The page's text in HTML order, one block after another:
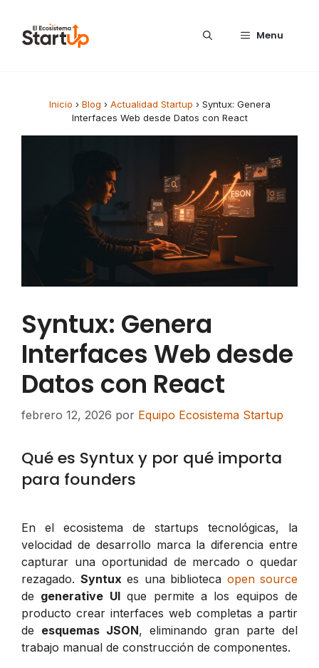
Menu
Inicio › Blog › Actualidad Startup › Syntux: Genera
Interfaces Web desde Datos con React
Syntux: Genera
Interfaces Web desde
Datos con React
febrero 12, 2026 por Equipo Ecosistema Startup
Qué es Syntux y por qué importa
para founders
En el ecosistema de startups tecnológicas, la
velocidad de desarrollo marca la diferencia entre
capturar una oportunidad de mercado o quedar
rezagado. Syntux es una biblioteca open source
de generative UIque permite a los equipos de
producto crear interfaces web completas a partir
de esquemas JSON, eliminando gran parte del
trabajo manual de construcción de componentes.